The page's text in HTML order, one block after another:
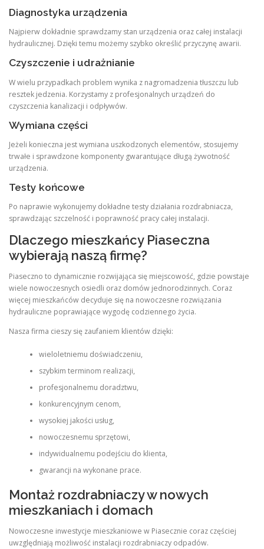
Diagnostyka urządzenia
Najpierw dokładnie sprawdzamy stan urządzenia oraz całej instalacji
hydraulicznej. Dzięki temu możemy szybko określić przyczynę awarii.
Czyszczenie i udrażnianie
W wielu przypadkach problem wynika z nagromadzenia tłuszczu lub
resztek jedzenia. Korzystamy z profesjonalnych urządzeń do
czyszczenia kanalizacji i odpływów.
Wymiana części
Jeżeli konieczna jest wymiana uszkodzonych elementów, stosujemy
trwałe i sprawdzone komponenty gwarantujące długą żywotność
urządzenia.
Testy końcowe
Po naprawie wykonujemy dokładne testy działania rozdrabniacza,
sprawdzając szczelność i poprawność pracy całej instalacji.
Dlaczego mieszkańcy Piaseczna
wybierają naszą firmę?
Piaseczno to dynamicznie rozwijająca się miejscowość, gdzie powstaje
wiele nowoczesnych osiedli oraz domów jednorodzinnych. Coraz
więcej mieszkańców decyduje się na nowoczesne rozwiązania
hydrauliczne poprawiające wygodę codziennego życia.
Nasza firma cieszy się zaufaniem klientów dzięki:
wieloletniemu doświadczeniu,
szybkim terminom realizacji,
profesjonalnemu doradztwu,
konkurencyjnym cenom,
wysokiej jakości usług,
nowoczesnemu sprzętowi,
indywidualnemu podejściu do klienta,
gwarancji na wykonane prace.
Montaż rozdrabniaczy w nowych
mieszkaniach i domach
Nowoczesne inwestycje mieszkaniowe w Piasecznie coraz częściej
uwzględniają możliwość instalacji rozdrabniaczy odpadów.